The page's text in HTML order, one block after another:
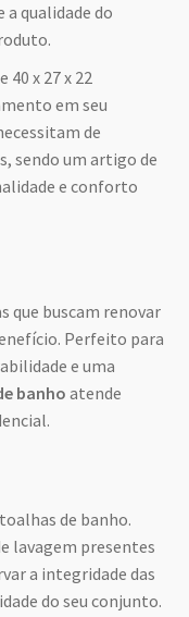
qualidade do
x 27 x 22
em seu
de
sendo um artigo de
e conforto
que buscam renovar
Perfeito para
e uma
banho atende
de banho.
lavagem presentes
a integridade das
do seu conjunto.